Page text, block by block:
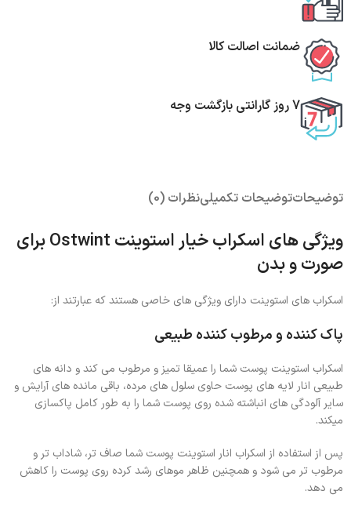
ضمانت اصالت کالا
7 روز گارانتی بازگشت وجه
توضیحاتتوضیحات تکمیلینظرات (0)
ویژگی های اسکراب خیار استوینت Ostwint برای
صورت و بدن
اسکراب های استوینت دارای ویژگی های خاصی هستند که عبارتند از:
پاک کننده و مرطوب کننده طبیعی
اسکراب استوینت پوست شما را عمیقا تمیز و مرطوب می کند و دانه های
طبیعی انار لایه های پوست حاوی سلول های مرده، باقی مانده های آرایش و
سایر آلودگی های انباشته شده روی پوست شما را به طور کامل پاکسازی
میکند.
پس از استفاده از اسکراب انار استوینت پوست شما صاف تر، شاداب تر و
مرطوب تر می شود و همچنین ظاهر موهای رشد کرده روی پوست را کاهش
می دهد.